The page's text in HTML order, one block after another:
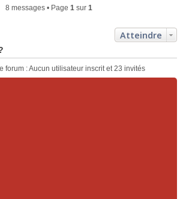
8 messages • Page 1sur 1
Atteindre
forum : Aucun utilisateur inscrit et 23 invités